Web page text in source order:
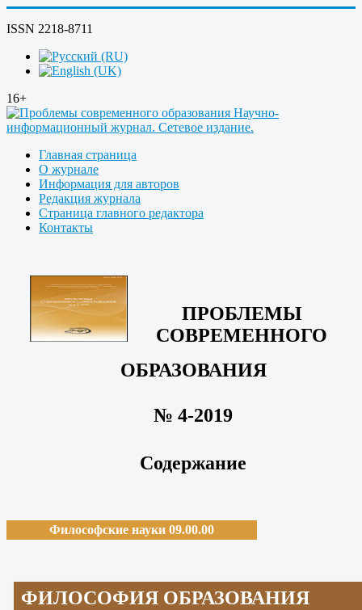
ISSN 2218-8711
16+
Главная страница
О журнале
Информация для авторов
Редакция журнала
Страница главного редактора
Контакты
ПРОБЛЕМЫ
СОВРЕМЕННОГО
ОБРАЗОВАНИЯ
№ 4-2019
Содержание
Философские науки 09.00.00
ФИЛОСОФИЯ ОБРАЗОВАНИЯ